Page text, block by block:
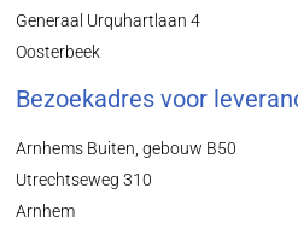
Generaal Urquhartlaan 4
Oosterbeek
Bezoekadres voor
Arnhems Buiten, gebouw B50
Utrechtseweg 310
Arnhem